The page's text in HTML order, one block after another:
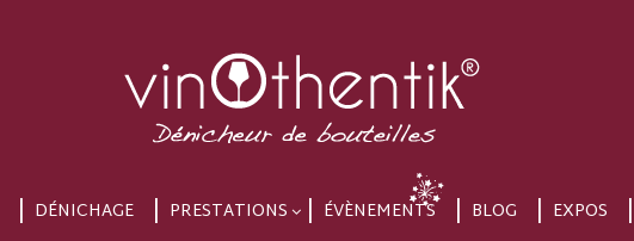
DÉNICHAGE PRESTATIONS ÉVÈNEMENTS BLOG EXPOS